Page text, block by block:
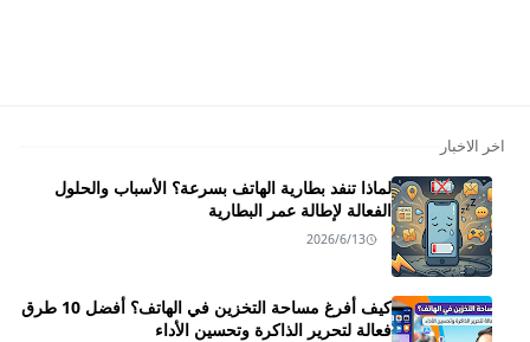
اخر الاخبار
لماذا تنفد بطارية الهاتف بسرعة؟ الأسباب والحلول
الفعالة لإطالة عمر البطارية
2026/6/13
كيف أفرغ مساحة التخزين في الهاتف؟ أفضل 10 طرق
فعالة لتحرير الذاكرة وتحسين الأداء